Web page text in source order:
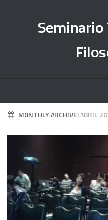
Seminario
Sobre el proyecto
Objetivos
Informe 2013-2015
Informe 2015-2018
Informe 2019-2023
MONTHLY ARCHIVE:ABRIL